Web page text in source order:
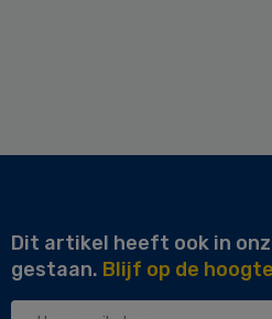
Dit artikel heeft ook in
gestaan. Blijf op de
Uw